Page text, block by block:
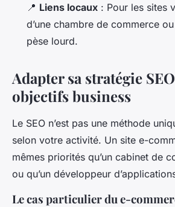
📍 Liens locaux : Pour les sites
d’une chambre de commerce
pèse lourd.
Adapter sa stratégie
objectifs business
Le SEO n’est pas une méthode
selon votre activité. Un site e-
mêmes priorités qu’un cabinet de
ou qu’un développeur
Le cas particulier du e-